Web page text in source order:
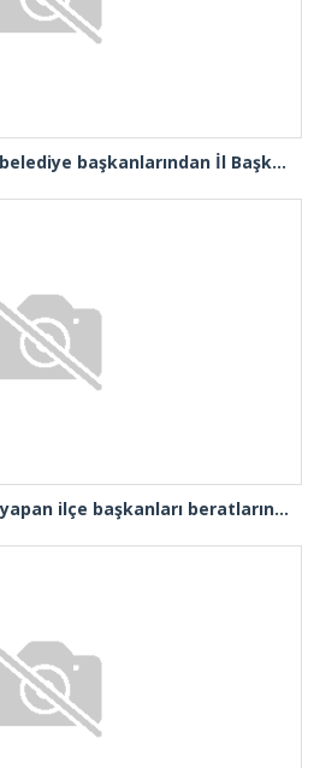
AK Parti’ye katılan ilçe belediye başkanlarından İl Başkanı Özdemir’e ziyaret
İstanbul’da en çok üye yapan ilçe başkanları beratlarını Cumhurbaşkanı Erdoğan’ın elinden aldı